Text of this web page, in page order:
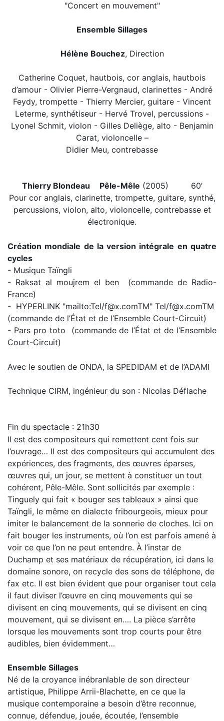
"Concert en mouvement"
Ensemble Sillages
Hélène Bouchez, Direction
Catherine Coquet, hautbois, cor anglais, hautbois
d’amour - Olivier Pierre-Vergnaud, clarinettes - André
Feydy, trompette - Thierry Mercier, guitare - Vincent
Leterme, synthétiseur - Hervé Trovel, percussions -
Lyonel Schmit, violon - Gilles Deliège, alto - Benjamin
Carat, violoncelle –
Didier Meu, contrebasse
Thierry Blondeau Pêle-Mêle (2005) 60’
Pour cor anglais, clarinette, trompette, guitare, synthé,
percussions, violon, alto, violoncelle, contrebasse et
électronique.
Création mondiale de la version intégrale en quatre
cycles
- Musique Taïngli
- Raksat al moujrem el ben (commande de Radio-
France)
- HYPERLINK "mailto:Tel/f@x.comTM" Tel/f@x.comTM
(commande de l’État et de l’Ensemble Court-Circuit)
- Pars pro toto (commande de l’État et de l’Ensemble
Court-Circuit)
Avec le soutien de ONDA, la SPEDIDAM et de l’ADAMI
Technique CIRM, ingénieur du son : Nicolas Déflache
Fin du spectacle : 21h30
Il est des compositeurs qui remettent cent fois sur
l’ouvrage… Il est des compositeurs qui accumulent des
expériences, des fragments, des œuvres éparses,
œuvres qui, un jour, se mettent à constituer un tout
cohérent, Pêle-Mêle. Sont sollicités par exemple :
Tinguely qui fait « bouger ses tableaux » ainsi que
Taïngli, le même en dialecte fribourgeois, mieux pour
imiter le balancement de la sonnerie de cloches. Ici on
fait bouger les instruments, où l’on est parfois amené à
voir ce que l’on ne peut entendre. À l’instar de
Duchamp et ses matériaux de récupération, ici dans le
domaine sonore, on recycle des sons de téléphone, de
fax etc. Il est bien évident que pour organiser tout cela
il faut diviser l’œuvre en cinq mouvements qui se
divisent en cinq mouvements, qui se divisent en cinq
mouvement, qui se divisent en…. La pièce s’arrête
lorsque les mouvements sont trop courts pour être
audibles, bien évidemment…
Ensemble Sillages
Né de la croyance inébranlable de son directeur
artistique, Philippe Arrii-Blachette, en ce que la
musique contemporaine a besoin d’être reconnue,
connue, défendue, jouée, écoutée, l’ensemble